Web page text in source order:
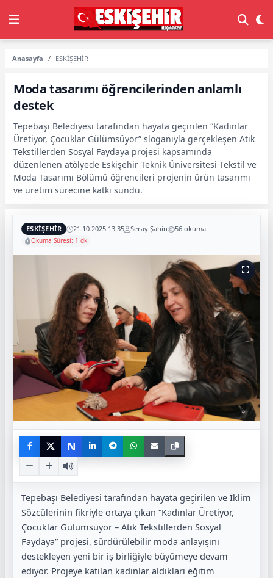
Anasayfa ESKİŞEHİR
Moda tasarımı öğrencilerinden anlamlı
destek
Tepebaşı Belediyesi tarafından hayata geçirilen “Kadınlar
Üretiyor, Çocuklar Gülümsüyor” sloganıyla gerçekleşen Atık
Tekstillerden Sosyal Faydaya projesi kapsamında
düzenlenen atölyede Eskişehir Teknik Üniversitesi Tekstil ve
Moda Tasarımı Bölümü öğrencileri projenin ürün tasarımı
ve üretim sürecine katkı sundu.
ESKİŞEHİR 21.10.2025 13:35 Seray Şahin 56 okuma
Okuma Süresi: 1 dk
N
Tepebaşı Belediyesi tarafından hayata geçirilen ve İklim
Sözcülerinin fikriyle ortaya çıkan “Kadınlar Üretiyor,
Çocuklar Gülümsüyor – Atık Tekstillerden Sosyal
Faydaya” projesi, sürdürülebilir moda anlayışını
destekleyen yeni bir iş birliğiyle büyümeye devam
ediyor. Projeye katılan kadınlar aldıkları eğitim